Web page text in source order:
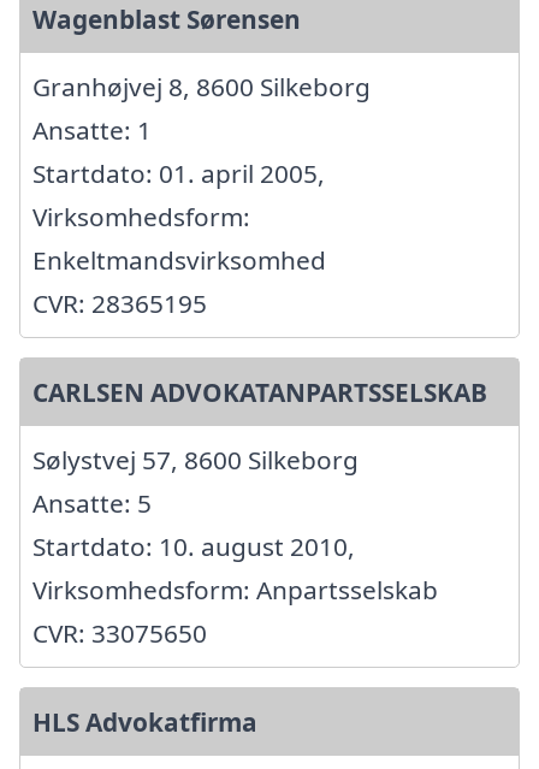
Wagenblast Sørensen
Granhøjvej 8, 8600 Silkeborg
Ansatte: 1
Startdato: 01. april 2005,
Virksomhedsform:
Enkeltmandsvirksomhed
CVR: 28365195
CARLSEN ADVOKATANPARTSSELSKAB
Sølystvej 57, 8600 Silkeborg
Ansatte: 5
Startdato: 10. august 2010,
Virksomhedsform: Anpartsselskab
CVR: 33075650
HLS Advokatfirma